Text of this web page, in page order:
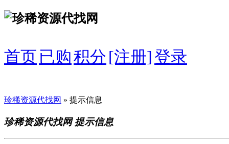
首页 已购积分[注册]登录
珍稀资源代找网 » 提示信息
珍稀资源代找网 提示信息